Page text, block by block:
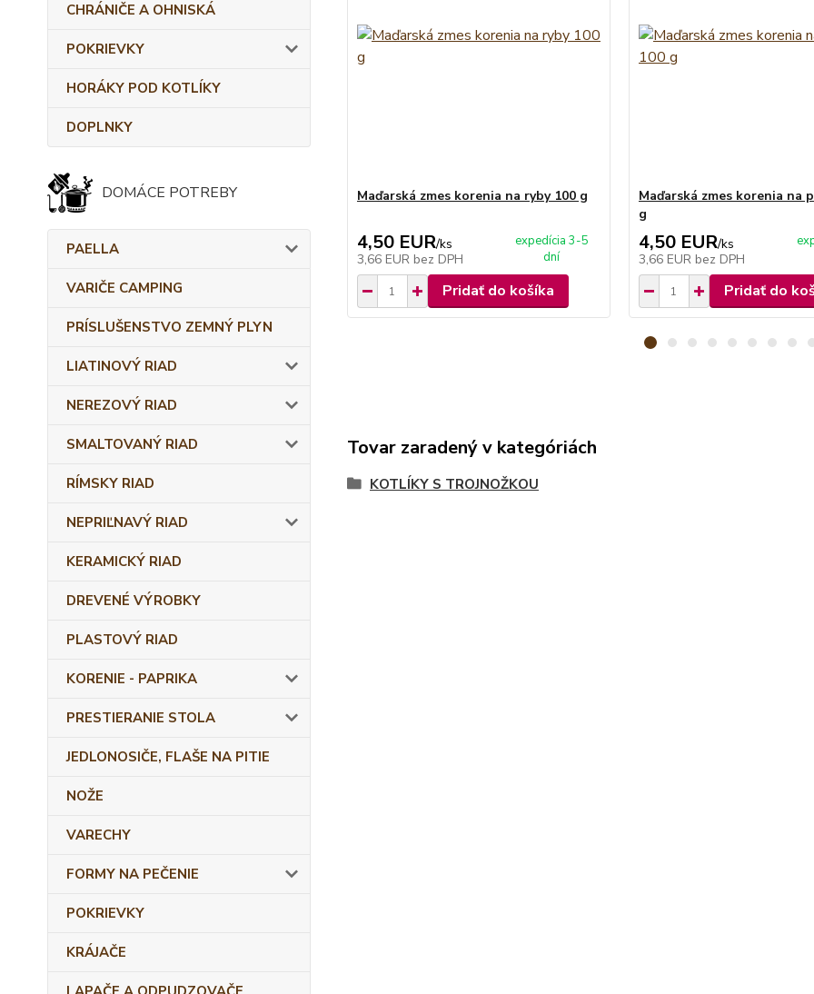
CHRÁNIČE A OHNISKÁ
POKRIEVKY
HORÁKY POD KOTLÍKY
DOPLNKY
DOMÁCE POTREBY
PAELLA
VARIČE CAMPING
PRÍSLUŠENSTVO ZEMNÝ PLYN
LIATINOVÝ RIAD
NEREZOVÝ RIAD
SMALTOVANÝ RIAD
RÍMSKY RIAD
NEPRIĽNAVÝ RIAD
KERAMICKÝ RIAD
DREVENÉ VÝROBKY
PLASTOVÝ RIAD
KORENIE - PAPRIKA
PRESTIERANIE STOLA
JEDLONOSIČE, FLAŠE NA PITIE
NOŽE
VARECHY
FORMY NA PEČENIE
POKRIEVKY
KRÁJAČE
Maďarská zmes korenia na ryby 100 g
4,50 EUR/ks
3,66 EUR bez DPH
expedícia 3-5
dní
Pridať do košíka
Maďarská zmes korenia na
g
4,50 EUR/ks
3,66 EUR bez DPH
Pridať do
Tovar zaradený v kategóriách
KOTLÍKY S TROJNOŽKOU